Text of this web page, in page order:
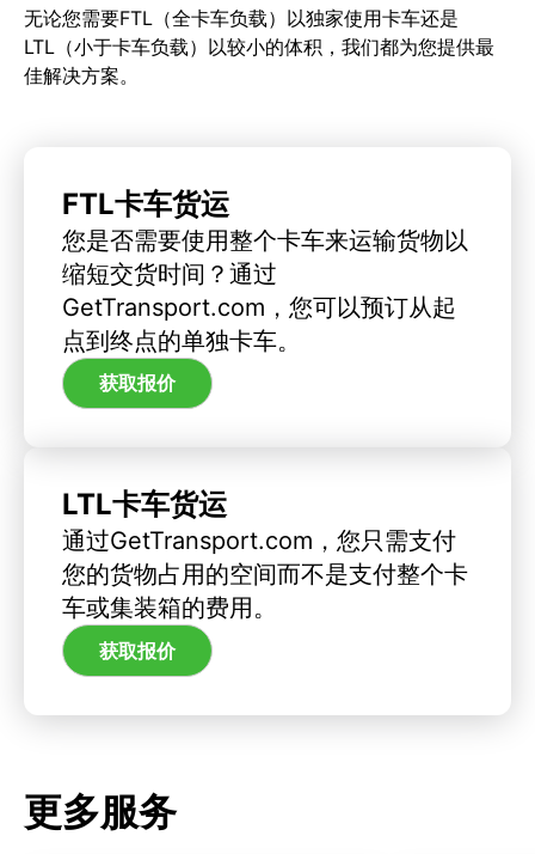
无论您需要FTL（全卡车负载）以独家使用卡车还是
LTL（小于卡车负载）以较小的体积，我们都为您提供最
佳解决方案。
FTL卡车货运
您是否需要使用整个卡车来运输货物以
缩短交货时间？通过
GetTransport.com，您可以预订从起
点到终点的单独卡车。
获取报价
LTL卡车货运
通过GetTransport.com，您只需支付
您的货物占用的空间而不是支付整个卡
车或集装箱的费用。
获取报价
更多服务